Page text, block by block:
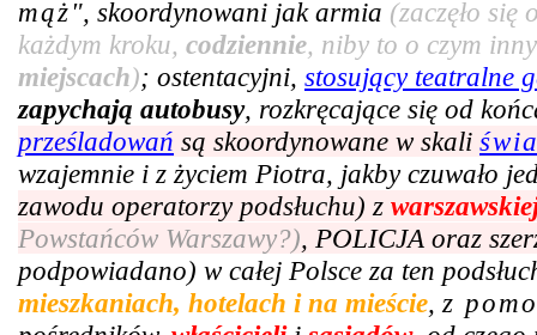
mąż", skoordynowani jak armia (zaczęło się
każdym kroku, codziennie, niby to o czym
miejscach); ostentacyjni, stosujący teatralne
zapychają autobusy, rozkręcające się od
prześladowań są skoordynowane w skali
wzajemnie i z życiem Piotra, jakby czuwało
zawodu operatorzy podsłuchu) z
Powstańców Warszawy?), POLICJA oraz
podpowiadano) w całej Polsce za ten
mieszkaniach, hotelach i na mieście, z